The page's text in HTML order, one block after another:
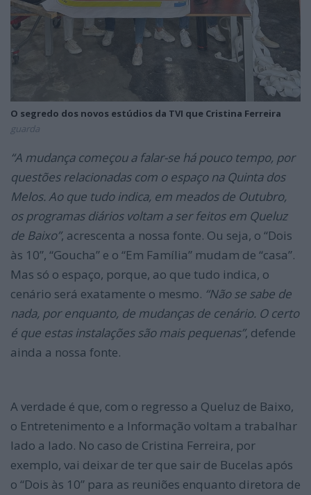
O segredo dos novos estúdios da TVI que Cristina Ferreira
guarda
“A mudança começou a falar-se há pouco tempo, por
questões relacionadas com o espaço na Quinta dos
Melos. Ao que tudo indica, em meados de Outubro,
os programas diários voltam a ser feitos em Queluz
de Baixo”, acrescenta a nossa fonte. Ou seja, o “Dois
às 10”, “Goucha” e o “Em Família” mudam de “casa”.
Mas só o espaço, porque, ao que tudo indica, o
cenário será exatamente o mesmo. “Não se sabe de
nada, por enquanto, de mudanças de cenário. O certo
é que estas instalações são mais pequenas”, defende
ainda a nossa fonte.
A verdade é que, com o regresso a Queluz de Baixo,
o Entretenimento e a Informação voltam a trabalhar
lado a lado. No caso de Cristina Ferreira, por
exemplo, vai deixar de ter que sair de Bucelas após
o “Dois às 10” para as reuniões enquanto diretora de